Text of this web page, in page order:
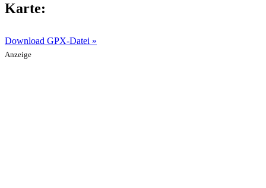
Karte:
Download GPX-Datei »
Anzeige